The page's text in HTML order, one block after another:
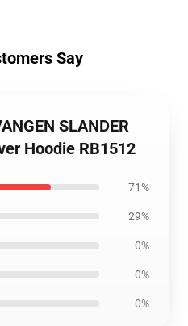
Say
SLANDER
Hoodie RB1512
71%
29%
0%
0%
0%